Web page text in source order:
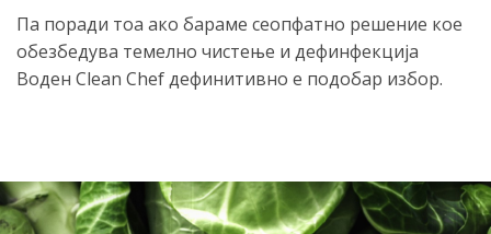
Па поради тоа ако бараме сеопфатно решение кое
обезбедува темелно чистење и дефинфекција
Воден Clean Chef дефинитивно е подобар избор.